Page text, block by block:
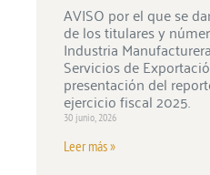
AVISO por el que se
de los titulares y
Industria
Servicios de
presentación del
ejercicio fiscal 2025.
30 junio, 2026
Leer más »